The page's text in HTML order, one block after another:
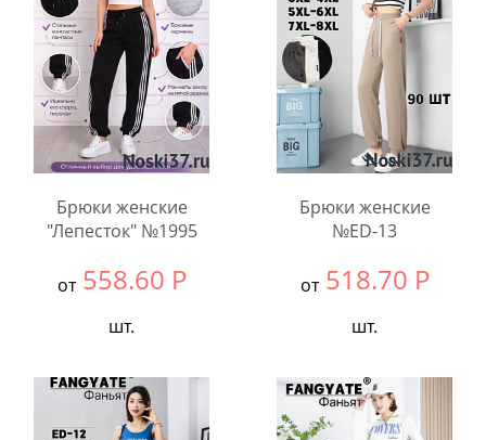
Количество:
Брюки женские
"Лепесток" №1995
от 558.60 Р
шт.
В упаковке:
шт.
Брюки женские
№ED-13
от 518.70 Р
шт.
В упаковке: